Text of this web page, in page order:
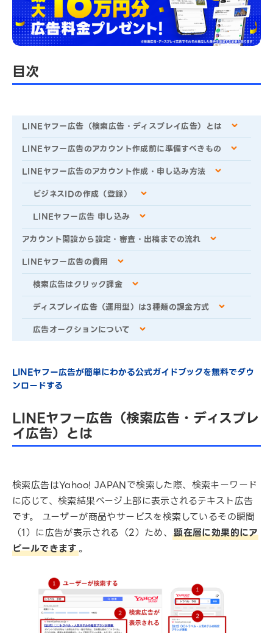
目次
LINEヤフー広告（検索広告・ディスプレイ広告）とは
LINEヤフー広告のアカウント作成前に準備すべきもの
LINEヤフー広告のアカウント作成・申し込み方法
ビジネスIDの作成（登録）
LINEヤフー広告 申し込み
アカウント開設から設定・審査・出稿までの流れ
LINEヤフー広告の費用
検索広告はクリック課金
ディスプレイ広告（運用型）は3種類の課金方式
広告オークションについて
LINEヤフー広告が簡単にわかる公式ガイドブックを無料でダウ
ンロードする
LINEヤフー広告（検索広告・ディスプレ
イ広告）とは
検索広告はYahoo! JAPANで検索した際、検索キーワード
に応じて、検索結果ページ上部に表示されるテキスト広告
です。 ユーザーが商品やサービスを検索しているその瞬間
（1）に広告が表示される（2）ため、顕在層に効果的にア
ピールできます。